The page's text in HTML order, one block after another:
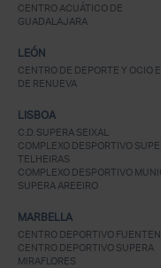
CENTRO ACUÁTICO DE
GUADALAJARA
LEÓN
CENTRO DE DEPORTE Y OCIO
DE RENUEVA
LISBOA
C.D. SUPERA SEIXAL
COMPLEXO DESPORTIVO
TELHEIRAS
COMPLEXO DESPORTIVO
SUPERA AREEIRO
MARBELLA
CENTRO DEPORTIVO
CENTRO DEPORTIVO SUPERA
MIRAFLORES